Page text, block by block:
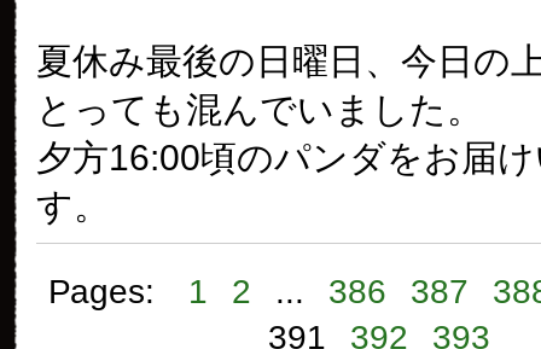
夏休み最後の日曜日、今日の
とっても混んでいました。
夕方16:00頃のパンダをお届
す。
Pages: 1 2 ... 386 387
391
392 393